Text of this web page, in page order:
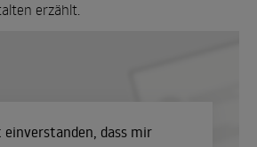
erzählt.
dass mir